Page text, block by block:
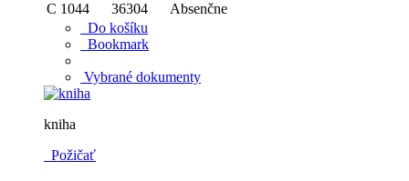
C 1044 36304
Absenčne
Do košíku
Bookmark
Vybrané dokumenty
kniha
Požičať